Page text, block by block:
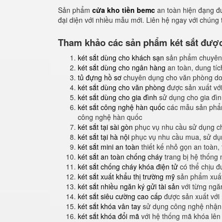
Sản phẩm cửa kho tiền bemc an toàn hiện đạng
đại diện với nhiều mẫu mới. Liên hệ ngay với
Tham khảo các sản phẩm két sắt
két sắt dùng cho khách sạn sản phẩm
két sắt dùng cho ngân hàng an toàn, dung
tủ đựng hồ sơ chuyên dụng cho văn phòng
két sắt dùng cho văn phòng được sản xuất
két sắt dùng cho gia đình sử dụng cho gia
két sắt công nghệ hàn quốc các mẫu sản
công nghệ hàn quốc
két sắt tại sài gòn phục vụ nhu cầu sử dụng
két sắt tại hà nội phục vụ nhu cầu mua, sử
két sắt mini an toàn thiết kế nhỏ gọn an
két sắt an toàn chống cháy trang bị hệ thống
két sắt chống cháy khóa điện tử có thể chịu
két sắt xuất khẩu thị trường mỹ sản phẩm
két sắt nhiều ngăn ký gửi tài sản với từng
két sắt siêu cường cao cấp được sản xuất
két sắt khóa vân tay sử dụng công nghệ
két sắt khóa đổi mã với hệ thống mã khóa